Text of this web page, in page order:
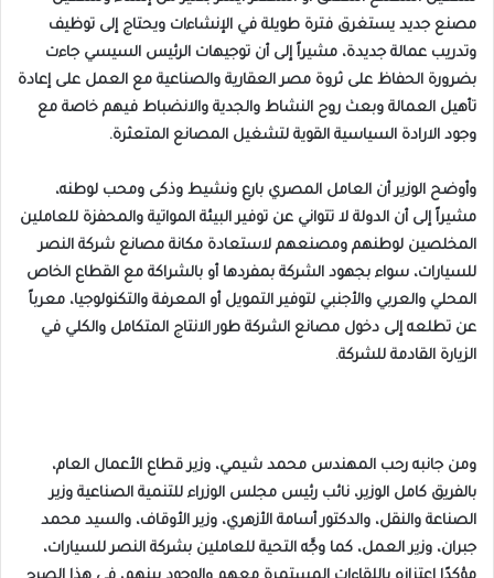
مصنع جديد يستغرق فترة طويلة في الإنشاءات ويحتاج إلى توظيف
وتدريب عمالة جديدة، مشيراً إلى أن توجيهات الرئيس السيسي جاءت
بضرورة الحفاظ على ثروة مصر العقارية والصناعية مع العمل على إعادة
تأهيل العمالة وبعث روح النشاط والجدية والانضباط فيهم خاصة مع
وجود الارادة السياسية القوية لتشغيل المصانع المتعثرة.
وأوضح الوزير أن العامل المصري بارع ونشيط وذكى ومحب لوطنه،
مشيراً إلى أن الدولة لا تتواني عن توفير البيئة المواتية والمحفزة للعاملين
المخلصين لوطنهم ومصنعهم لاستعادة مكانة مصانع شركة النصر
للسيارات، سواء بجهود الشركة بمفردها أو بالشراكة مع القطاع الخاص
المحلي والعربي والأجنبي لتوفير التمويل أو المعرفة والتكنولوجيا، معرباً
عن تطلعه إلى دخول مصانع الشركة طور الانتاج المتكامل والكلي في
الزيارة القادمة للشركة.
ومن جانبه رحب المهندس محمد شيمي، وزير قطاع الأعمال العام،
بالفريق كامل الوزير، نائب رئيس مجلس الوزراء للتنمية الصناعية وزير
الصناعة والنقل، والدكتور أسامة الأزهري، وزير الأوقاف، والسيد محمد
جبران، وزير العمل، كما وجَّه التحية للعاملين بشركة النصر للسيارات،